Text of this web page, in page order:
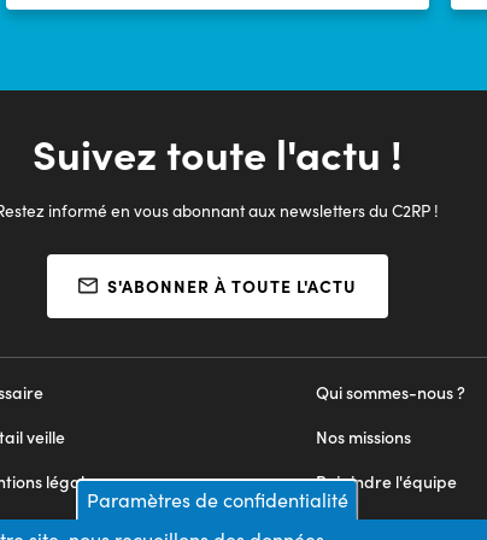
permettant d’intégrer le poste à pourvoir.
Suivez toute l'actu !
informé en vous abonnant aux newsletters du C2RP !
S'ABONNER À TOUTE L'ACTU
Qui sommes-nous ?
Nos missions
Rejoindre l'équipe
Nous contacter
veille
légales
d'offres
Paramètres de confidentialité